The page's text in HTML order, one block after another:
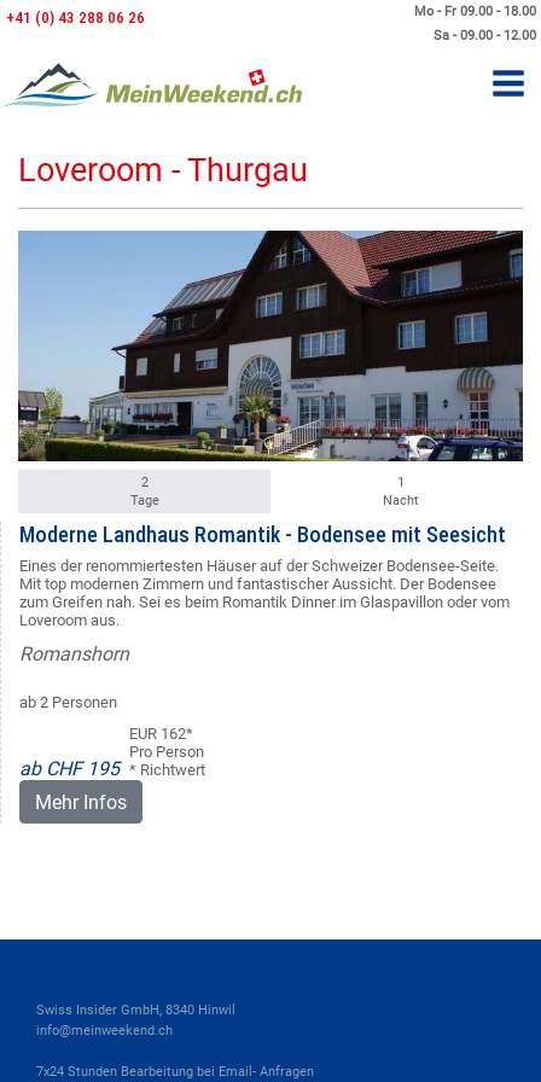
Mo - Fr 09.00 - 18.00
Sa - 09.00 - 12.00
+41 (0) 43 288 06 26
Loveroom - Thurgau
2
Tage
1
Nacht
Moderne Landhaus Romantik - Bodensee mit Seesicht
Eines der renommiertesten Häuser auf der Schweizer Bodensee-Seite.
Mit top modernen Zimmern und fantastischer Aussicht. Der Bodensee
zum Greifen nah. Sei es beim Romantik Dinner im Glaspavillon oder vom
Loveroom aus.
Romanshorn
ab 2 Personen
ab CHF 195
EUR 162*
Pro Person
* Richtwert
Mehr Infos
Swiss Insider GmbH, 8340 Hinwil
info@meinweekend.ch
7x24 Stunden Bearbeitung bei Email- Anfragen